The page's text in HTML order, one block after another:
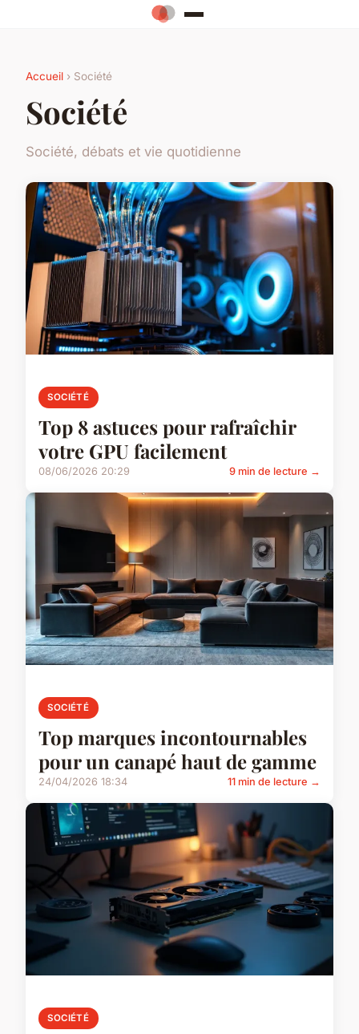
Accueil › Société
Société
Société, débats et vie quotidienne
SOCIÉTÉ
Top 8 astuces pour rafraîchir
votre GPU facilement
08/06/2026 20:29 9 min de lecture →
SOCIÉTÉ
Top marques incontournables
pour un canapé haut de gamme
24/04/2026 18:34 11 min de lecture →
SOCIÉTÉ